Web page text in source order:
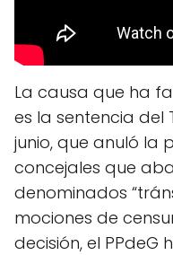
La causa que ha
es la sentencia del
junio, que anuló la
concejales que
denominados
mociones de
decisión, el PPdeG